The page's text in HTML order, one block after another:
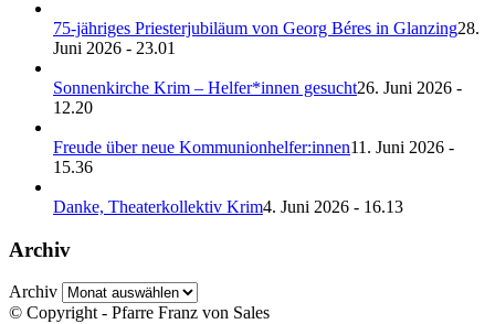
75-jähriges Priesterjubiläum von Georg Béres in Glanzing28.
Juni 2026 - 23.01
Sonnenkirche Krim – Helfer*innen gesucht26. Juni 2026 -
12.20
Freude über neue Kommunionhelfer:innen11. Juni 2026 -
15.36
Danke, Theaterkollektiv Krim4. Juni 2026 - 16.13
Archiv
Archiv
© Copyright - Pfarre Franz von Sales